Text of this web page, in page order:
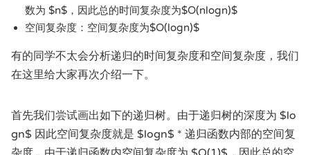
数为 $n$，因此总的时间复杂度为$O(nlogn)$
空间复杂度：空间复杂度为$O(logn)$
有的同学不太会分析递归的时间复杂度和空间复杂度，我们
在这里给大家再次介绍一下。
首先我们尝试画出如下的递归树。由于递归树的深度为 $lo
gn$ 因此空间复杂度就是 $logn$ * 递归函数内部的空间复